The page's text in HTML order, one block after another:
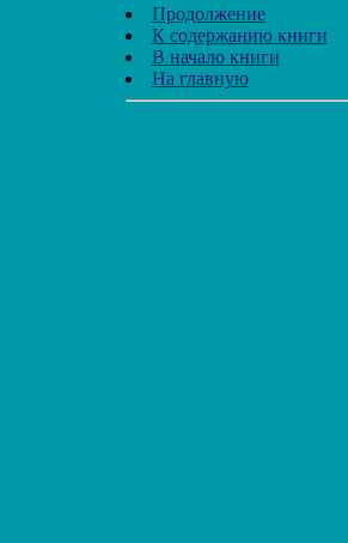
Продолжение
К содержанию книги
В начало книги
На главную